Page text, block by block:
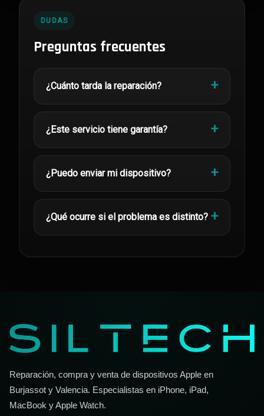
DUDAS
Preguntas frecuentes
¿Cuánto tarda la reparación?
¿Este servicio tiene garantía?
¿Puedo enviar mi dispositivo?
¿Qué ocurre si el problema es distinto?
Reparación, compra y venta de dispositivos Apple en
Burjassot y Valencia. Especialistas en iPhone, iPad,
MacBook y Apple Watch.